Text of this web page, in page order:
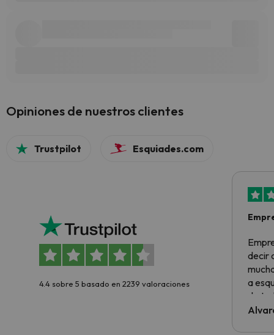
Opiniones de nuestros clientes
Trustpilot Esquiades.com
4.4 sobre 5 basado en 2239 valoraciones
decir
a
de
al